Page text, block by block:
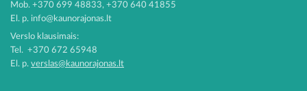
Mob. +370 699 48833, +370 640 41855
El. p. info@kaunorajonas.lt
Verslo klausimais:
Tel. +370 672 65948
El. p. verslas@kaunorajonas.lt